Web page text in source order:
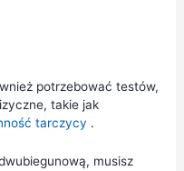
potrzebować testów,
takie jak
tarczycy .
musisz